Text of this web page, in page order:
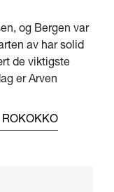
og Bergen var
av har solid
de viktigste
er Arven